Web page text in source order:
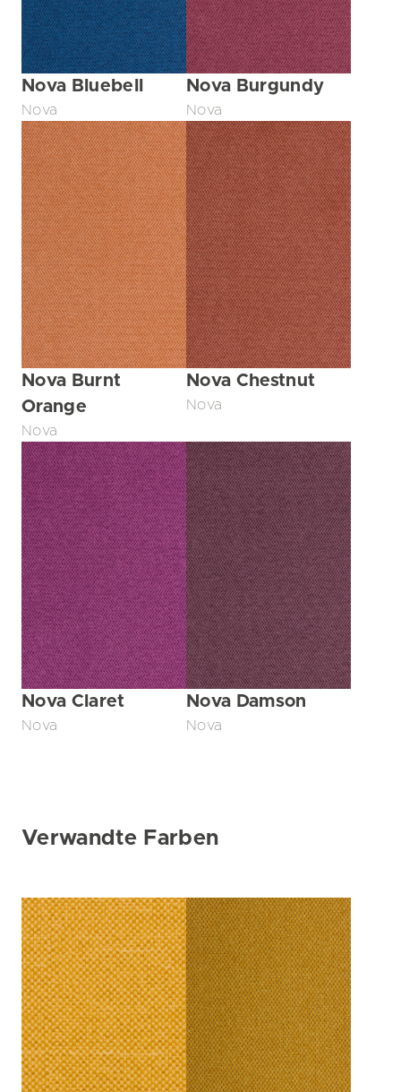
Nova Bluebell
Nova
Nova Burgundy
Nova
Nova Burnt
Orange
Nova
Nova Chestnut
Nova
Nova Claret
Nova
Nova Damson
Nova
Verwandte Farben